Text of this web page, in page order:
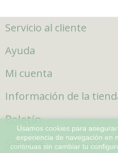
Servicio al cliente
Ayuda
Mi cuenta
Información de la
Usamos cookies para
experiencia de navegación en
continuas sin cambiar tu
Boletín
Síganos